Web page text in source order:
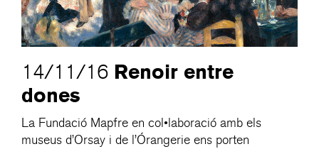
14/11/16 Renoir entre
dones
La Fundació Mapfre en col•laboració amb els
museus d’Orsay i de l’Órangerie ens porten